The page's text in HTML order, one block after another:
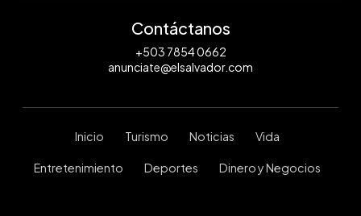
Contáctanos
+503 7854 0662
anunciate@elsalvador.com
Inicio Turismo Noticias Vida
Entretenimiento Deportes Dinero y Negocios